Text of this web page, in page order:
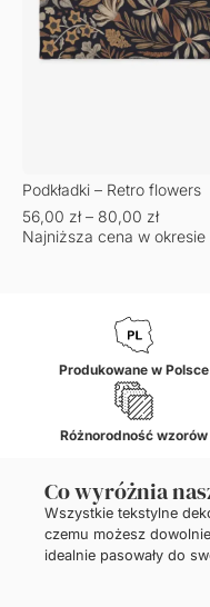
Podkładki – Retro flowers
56,00 zł – 80,00 zł
Najniższa cena w okresie
Produkowane w Polsce
Różnorodność wzorów
Co wyróżnia
Wszystkie tekstylne
czemu możesz
idealnie pasowały do